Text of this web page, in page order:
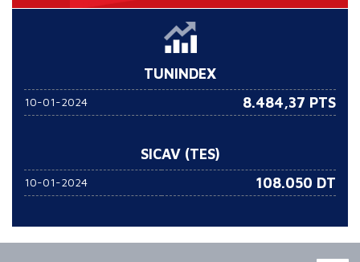
TUNINDEX
10-01-2024 8.484,37 PTS
SICAV (TES)
10-01-2024 108.050 DT